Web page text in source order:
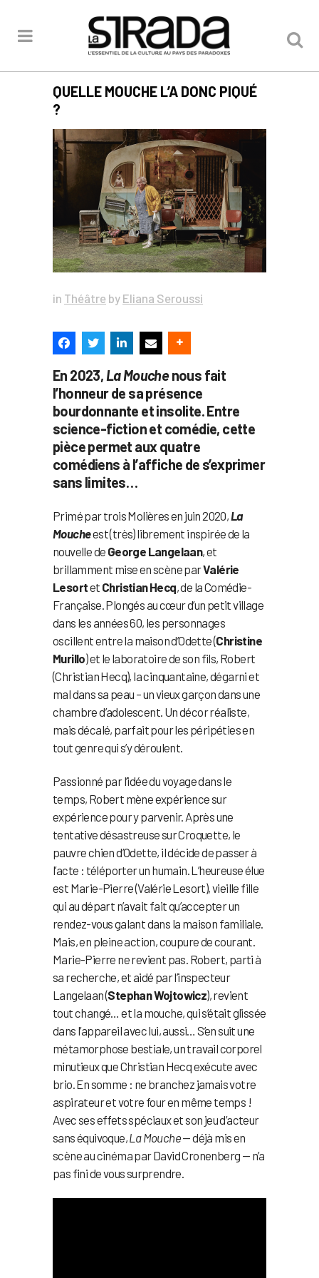
QUELLE MOUCHE L’A DONC PIQUÉ
?
in Théâtre by Eliana Seroussi
En 2023, La Mouchenous fait
l’honneur de sa présence
bourdonnante et insolite. Entre
science-fiction et comédie, cette
pièce permet aux quatre
comédiens à l’affiche de s’exprimer
sans limites…
Primé par trois Molières en juin 2020, La
Moucheest (très) librement inspirée de la
nouvelle de George Langelaan, et
brillamment mise en scène parValérie
Lesortet Christian Hecq, de la Comédie-
Française. Plongés au cœur d’un petit village
dans les années 60, les personnages
oscillent entre la maison d’Odette (Christine
Murillo) et le laboratoire de son fils, Robert
(Christian Hecq), la cinquantaine, dégarni et
mal dans sa peau – un vieux garçon dans une
chambre d’adolescent. Un décor réaliste,
mais décalé, parfait pour les péripéties en
tout genre qui s’y déroulent.
Passionné par l’idée du voyage dans le
temps, Robert mène expérience sur
expérience pour y parvenir. Après une
tentative désastreuse sur Croquette, le
pauvre chien d’Odette, il décide de passer à
l’acte : téléporter un humain. L’heureuse élue
est Marie-Pierre (Valérie Lesort), vieille fille
qui au départ n’avait fait qu’accepter un
rendez-vous galant dans la maison familiale.
Mais, en pleine action, coupure de courant.
Marie-Pierre ne revient pas. Robert, parti à
sa recherche, et aidé par l’inspecteur
Langelaan (Stephan Wojtowicz), revient
tout changé… et la mouche, qui s’était glissée
dans l’appareil avec lui, aussi… S’en suit une
métamorphose bestiale, un travail corporel
minutieux que Christian Hecq exécute avec
brio. En somme : ne branchez jamais votre
aspirateur et votre four en même temps !
Avec ses effets spéciaux et son jeu d’acteur
sans équivoque,La Mouche— déjà mis en
scène au cinéma par David Cronenberg — n’a
pas fini de vous surprendre.